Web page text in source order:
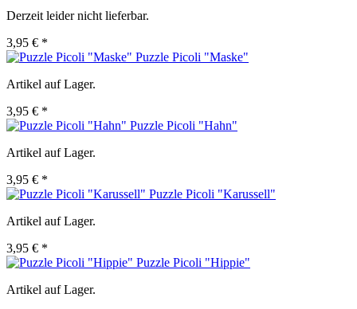
Derzeit leider nicht lieferbar.
3,95 € *
Puzzle Picoli "Maske"
Artikel auf Lager.
3,95 € *
Puzzle Picoli "Hahn"
Artikel auf Lager.
3,95 € *
Puzzle Picoli "Karussell"
Artikel auf Lager.
3,95 € *
Puzzle Picoli "Hippie"
Artikel auf Lager.